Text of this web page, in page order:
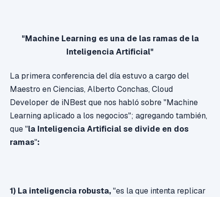
"Machine Learning es una de las ramas de la
Inteligencia Artificial"
La primera conferencia del día estuvo a cargo del
Maestro en Ciencias, Alberto Conchas, Cloud
Developer de iNBest que nos habló sobre "Machine
Learning aplicado a los negocios"; agregando también,
que "la Inteligencia Artificial se divide en dos
ramas":
1) La inteligencia robusta,"es la que intenta replicar